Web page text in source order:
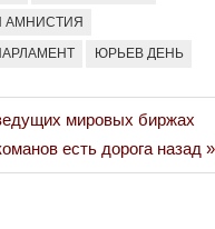
АМНИСТИЯ
ЮРЬЕВ ДЕНЬ
мировых биржах
есть дорога назад